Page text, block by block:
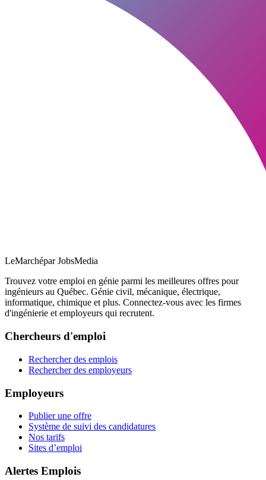
LeMarchépar JobsMedia
Trouvez votre emploi en génie parmi les meilleures offres pour
ingénieurs au Québec. Génie civil, mécanique, électrique,
informatique, chimique et plus. Connectez-vous avec les firmes
d'ingénierie et employeurs qui recrutent.
Chercheurs d'emploi
Rechercher des emplois
Rechercher des employeurs
Employeurs
Publier une offre
Système de suivi des candidatures
Nos tarifs
Sites d’emploi
Alertes Emplois